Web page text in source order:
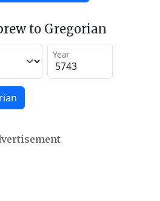
to Gregorian
Year